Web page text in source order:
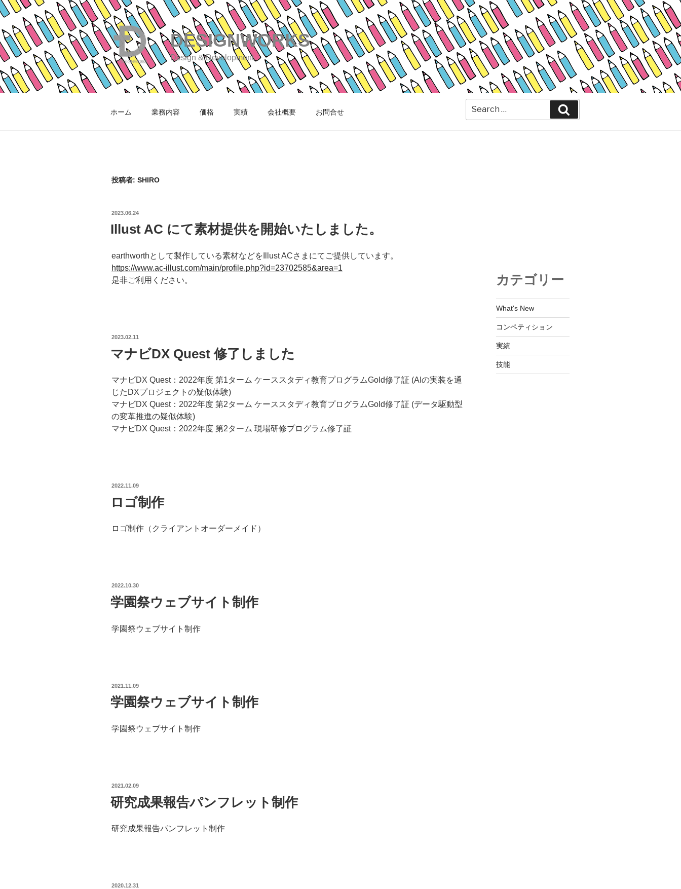
Skip
to
content
DESIGNWORKS
Design & Development
ホーム 業務内容 価格 実績 会社概要 お問合せ
投稿者: SHIRO
POSTED
ON
2023.06.24
Illust AC にて素材提供を開始いたしました。
earthworthとして製作している素材などをIllust ACさまにてご提供しています。
https://www.ac-illust.com/main/profile.php?id=23702585&area=1
是非ご利用ください。
POSTED
ON
2023.02.11
マナビDX Quest 修了しました
マナビDX Quest：2022年度 第1ターム ケーススタディ教育プログラムGold修了証 (AIの実装を通
じたDXプロジェクトの疑似体験)
マナビDX Quest：2022年度 第2ターム ケーススタディ教育プログラムGold修了証 (データ駆動型
の変革推進の疑似体験)
マナビDX Quest：2022年度 第2ターム 現場研修プログラム修了証
POSTED
ON
2022.11.09
ロゴ制作
ロゴ制作（クライアントオーダーメイド）
POSTED
ON
2022.10.30
学園祭ウェブサイト制作
学園祭ウェブサイト制作
POSTED
ON
2021.11.09
学園祭ウェブサイト制作
学園祭ウェブサイト制作
POSTED
ON
2021.02.09
研究成果報告パンフレット制作
研究成果報告パンフレット制作
POSTED
2020.12.31
カテゴリー
What's New
コンペティション
実績
技能